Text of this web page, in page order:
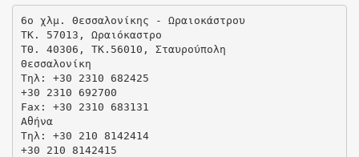
6ο χλμ. Θεσσαλονίκης - Ωραιοκάστρου
ΤΚ. 57013, Ωραιόκαστρο
ΤΘ. 40306, ΤΚ.56010, Σταυρούπολη
Θεσσαλονίκη
Τηλ: +30 2310 682425
+30 2310 692700
Fax: +30 2310 683131
Αθήνα
Τηλ: +30 210 8142414
+30 210 8142415